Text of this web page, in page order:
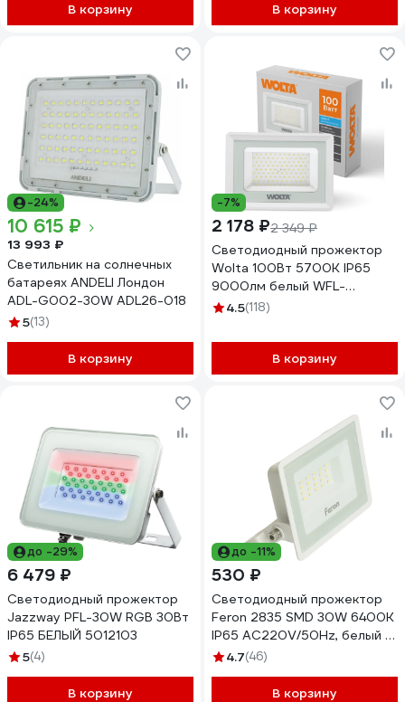
В корзину В корзину
-24%
10 615 ₽
13 993 ₽
Светильник на солнечных
батареях ANDELI Лондон
ADL-G002-30W ADL26-018
5(13)
В корзину
-7%
2 178 ₽2 349 ₽
Светодиодный прожектор
Wolta 100Вт 5700К IP65
9000лм белый WFL-
100W/06W
4.5(118)
В корзину
до -29%
6 479 ₽
Светодиодный прожектор
Jazzway PFL-30W RGB 30Вт
IP65 БЕЛЫЙ 5012103
5(4)
В корзину
до -11%
530 ₽
Светодиодный прожектор
Feron 2835 SMD 30W 6400K
IP65 AC220V/50Hz, белый с
матовым стеклом, LL-920
4.7(46)
В корзину